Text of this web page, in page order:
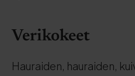
Verikokeet
Hauraiden, hauraiden,